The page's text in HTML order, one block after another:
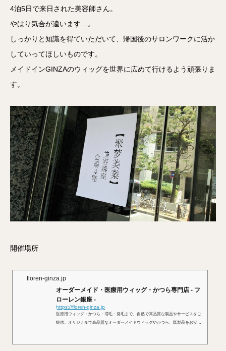
4泊5日で来日された美容師さん。
やはり気合が違います…。
しっかりと知識を得ていただいて、帰国後のサロンワークに活か
していってほしいものです。
メイドインGINZAのウィッグを世界に広めて行けるよう頑張りま
す。
開催場所
floren-ginza.jp
オーダーメイド・医療用ウィッグ・かつら専門店 - フ
ローレン銀座 -
https://floren-ginza.jp
医療用ウィッグ・かつら・増毛・発毛まで、自然で高品質な製品やサービスをご
提供。オリジナルで高品質なオーダーメイドウィッグやかつら、既製品をお安く